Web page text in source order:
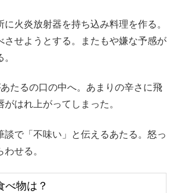
火炎放射器を持ち込み料理を作る。
させようとする。またもや嫌な予感が
たるの口の中へ。あまりの辛さに飛
はれ上がってしまった。
談で「不味い」と伝えるあたる。怒っ
せる。
べ物は？